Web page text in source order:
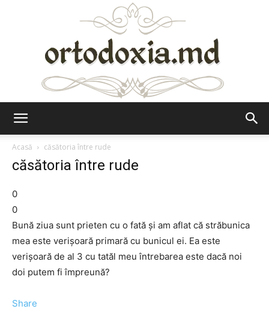
Acasă
căsătoria între rude
căsătoria între rude
0
0
Bună ziua sunt prieten cu o fată şi am aflat că străbunica
mea este verişoară primară cu bunicul ei. Ea este
verişoară de al 3 cu tatăl meu întrebarea este dacă noi
doi putem fi împreună?
Share